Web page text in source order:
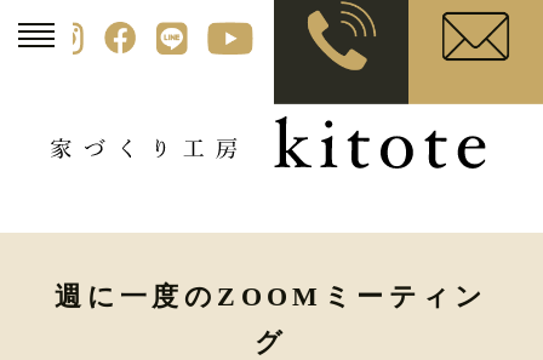
週に一度のZOOMミーティン
グ